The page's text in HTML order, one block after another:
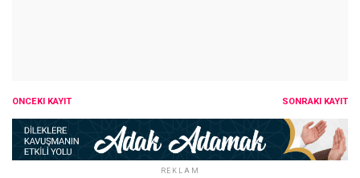
SONRAKI KAYIT
ÖNCEKI KAYIT
REKLAM